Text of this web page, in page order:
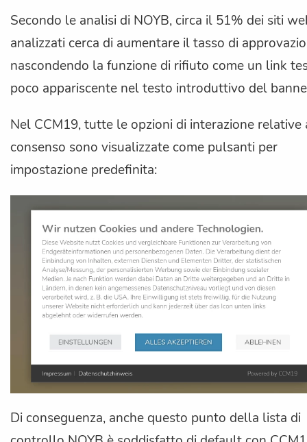
Secondo le analisi di NOYB, circa il 51% dei siti
analizzati cerca di aumentare il tasso di
nascondendo la funzione di rifiuto come un link
poco appariscente nel testo introduttivo del
Nel CCM19, tutte le opzioni di interazione relative
consenso sono visualizzate come pulsanti per
impostazione predefinita:
Di conseguenza, anche questo punto della lista di